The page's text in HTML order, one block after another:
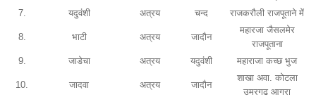
7.
यदुवंशी अत्रय चन्द राजकरौली राजपूताने में
8. भाटी अत्रय जादौन
महारजा जैसलमेर
राजपूताना
9.
जाडेचा अत्रय यदुवंशी महाराजा कच्छ भुज
10. जादवा अत्रय जादौन
शाखा अवा. कोटला
उमरगढ आगरा